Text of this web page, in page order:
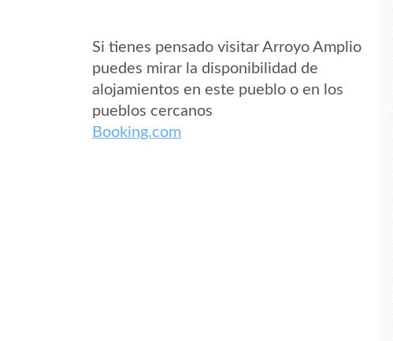
Si tienes pensado visitar Arroyo Amplio
puedes mirar la disponibilidad de
alojamientos en este pueblo o en los
pueblos cercanos
Booking.com